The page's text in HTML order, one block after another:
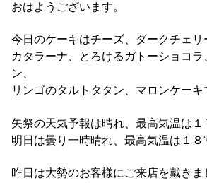
おはようございます。
今日のケーキはチーズ、ダークチェリ
カタラーナ、とろけるガトーショコラ
ン、
リンゴのタルトタタン、マロンケーキ
矢祭の天気予報は晴れ、最高気温は１
明日は曇り一時晴れ、最高気温は１８
昨日は大勢のお客様にご来店を戴きま